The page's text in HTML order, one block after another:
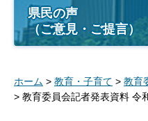
県民の声
（ご意見・ご提言）
ホーム > 教育・子育て > 教育
> 教育委員会記者発表資料 令